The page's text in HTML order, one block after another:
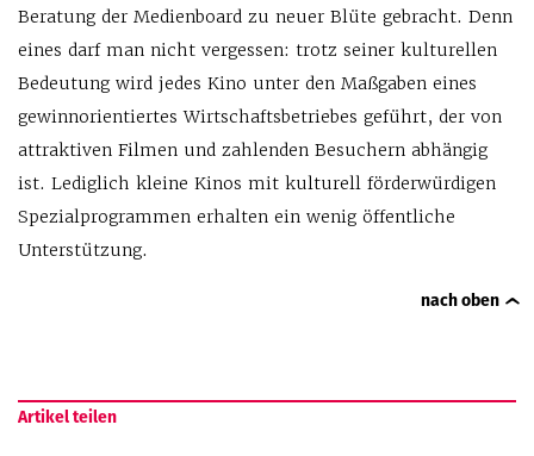
Beratung der Medienboard zu neuer Blüte gebracht. Denn
eines darf man nicht vergessen: trotz seiner kulturellen
Bedeutung wird jedes Kino unter den Maßgaben eines
gewinnorientiertes Wirtschaftsbetriebes geführt, der von
attraktiven Filmen und zahlenden Besuchern abhängig
ist. Lediglich kleine Kinos mit kulturell förderwürdigen
Spezialprogrammen erhalten ein wenig öffentliche
Unterstützung.
nach oben
Artikel teilen